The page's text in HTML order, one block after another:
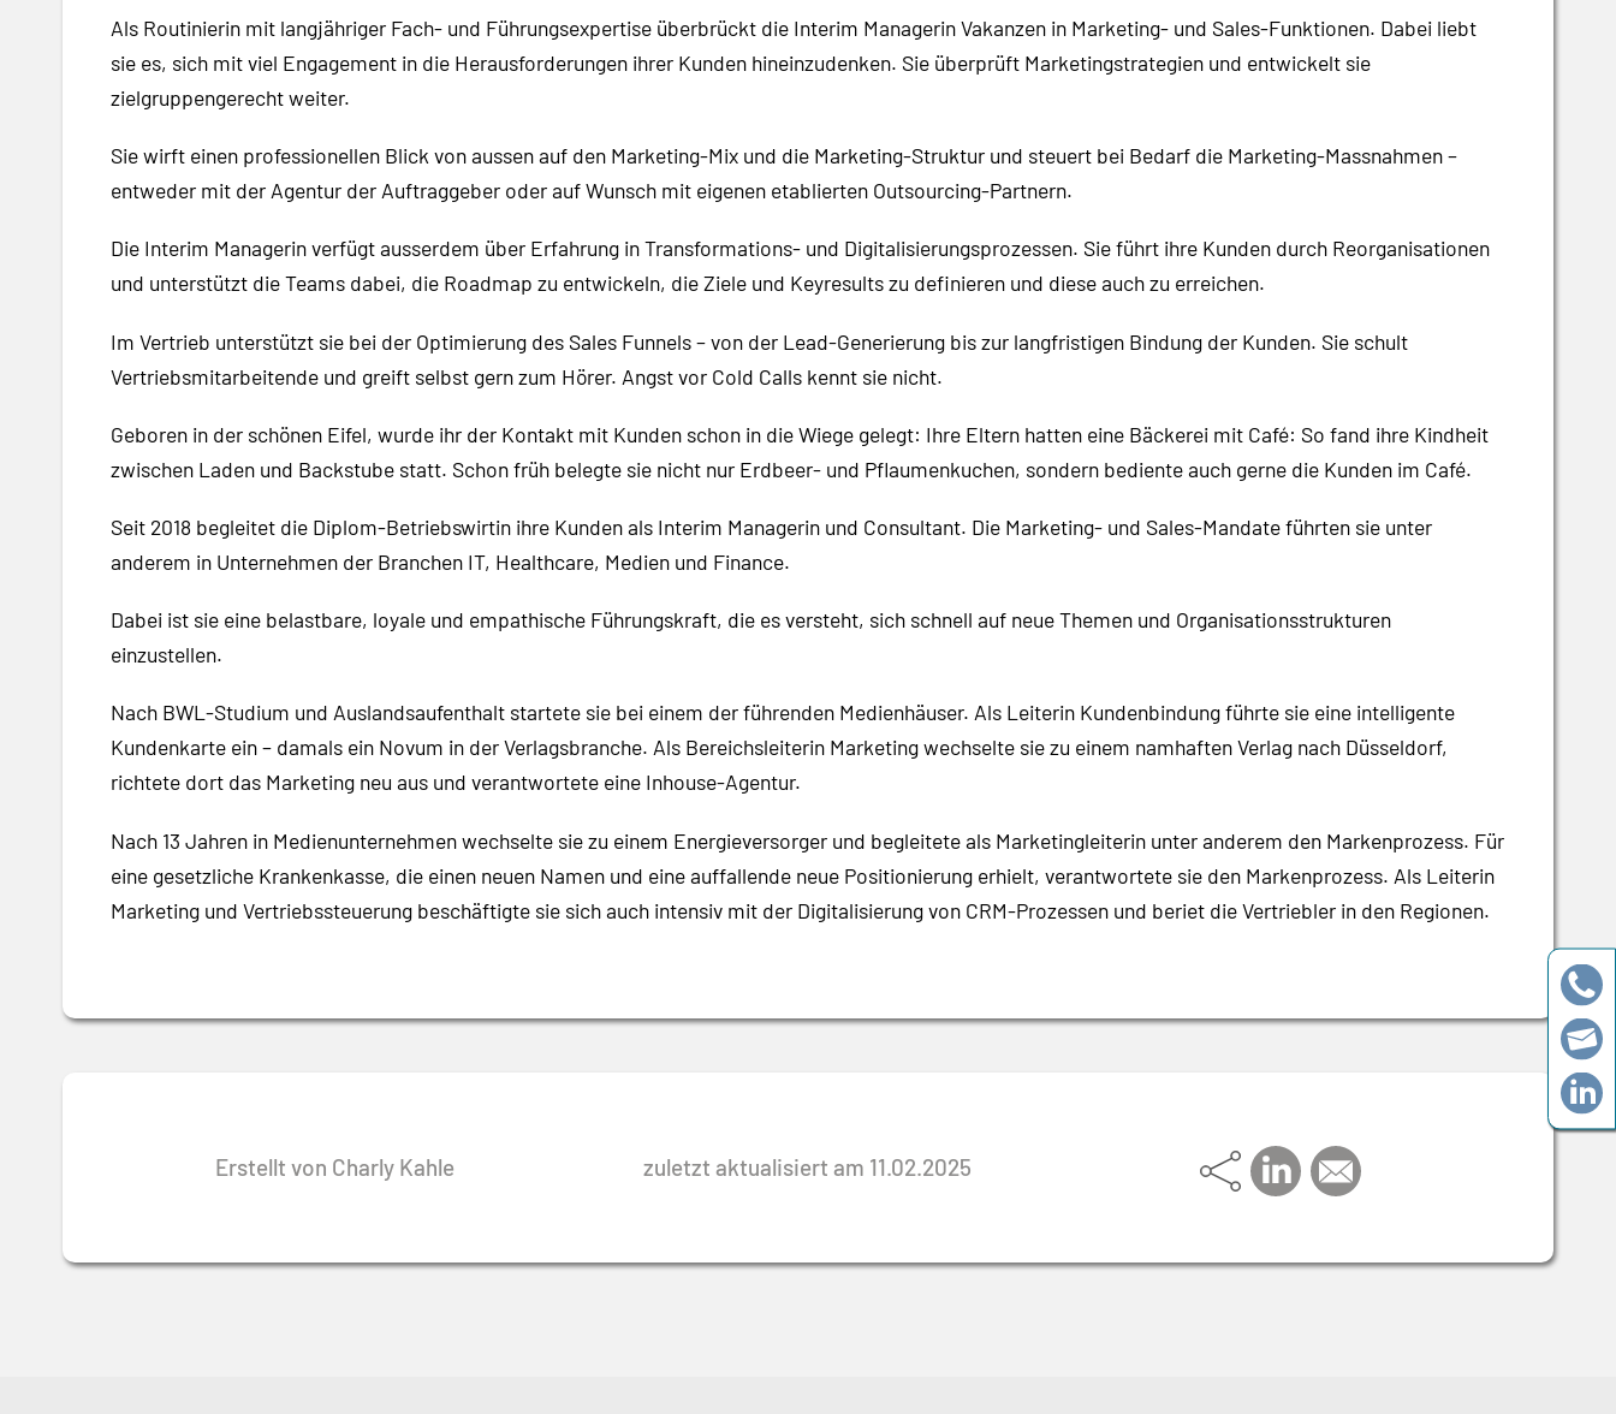
Als Routinierin mit langjähriger Fach- und Führungsexpertise überbrückt die Interim Managerin Vakanzen in Marketing- und Sales-Funktionen. Dabei liebt
sie es, sich mit viel Engagement in die Herausforderungen ihrer Kunden hineinzudenken. Sie überprüft Marketingstrategien und entwickelt sie
zielgruppengerecht weiter.
Sie wirft einen professionellen Blick von aussen auf den Marketing-Mix und die Marketing-Struktur und steuert bei Bedarf die Marketing-Massnahmen –
entweder mit der Agentur der Auftraggeber oder auf Wunsch mit eigenen etablierten Outsourcing-Partnern.
Die Interim Managerin verfügt ausserdem über Erfahrung in Transformations- und Digitalisierungsprozessen. Sie führt ihre Kunden durch Reorganisationen
und unterstützt die Teams dabei, die Roadmap zu entwickeln, die Ziele und Keyresults zu definieren und diese auch zu erreichen.
Im Vertrieb unterstützt sie bei der Optimierung des Sales Funnels – von der Lead-Generierung bis zur langfristigen Bindung der Kunden. Sie schult
Vertriebsmitarbeitende und greift selbst gern zum Hörer. Angst vor Cold Calls kennt sie nicht.
Geboren in der schönen Eifel, wurde ihr der Kontakt mit Kunden schon in die Wiege gelegt: Ihre Eltern hatten eine Bäckerei mit Café: So fand ihre Kindheit
zwischen Laden und Backstube statt. Schon früh belegte sie nicht nur Erdbeer- und Pflaumenkuchen, sondern bediente auch gerne die Kunden im Café.
Seit 2018 begleitet die Diplom-Betriebswirtin ihre Kunden als Interim Managerin und Consultant. Die Marketing- und Sales-Mandate führten sie unter
anderem in Unternehmen der Branchen IT, Healthcare, Medien und Finance.
Dabei ist sie eine belastbare, loyale und empathische Führungskraft, die es versteht, sich schnell auf neue Themen und Organisationsstrukturen
einzustellen.
Nach BWL-Studium und Auslandsaufenthalt startete sie bei einem der führenden Medienhäuser. Als Leiterin Kundenbindung führte sie eine intelligente
Kundenkarte ein – damals ein Novum in der Verlagsbranche. Als Bereichsleiterin Marketing wechselte sie zu einem namhaften Verlag nach Düsseldorf,
richtete dort das Marketing neu aus und verantwortete eine Inhouse-Agentur.
Nach 13 Jahren in Medienunternehmen wechselte sie zu einem Energieversorger und begleitete als Marketingleiterin unter anderem den Markenprozess. Für
eine gesetzliche Krankenkasse, die einen neuen Namen und eine auffallende neue Positionierung erhielt, verantwortete sie den Markenprozess. Als Leiterin
Marketing und Vertriebssteuerung beschäftigte sie sich auch intensiv mit der Digitalisierung von CRM-Prozessen und beriet die Vertriebler in den Regionen.
Erstellt von Charly Kahle zuletzt aktualisiert am 11.02.2025